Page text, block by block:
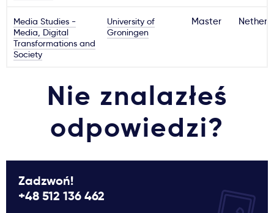
Media Studies -
Media, Digital
Transformations and
Society
University of
Groningen
Master
Nie znalazłeś
odpowiedzi?
Zadzwoń!
+48 512 136 462